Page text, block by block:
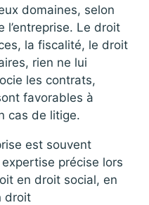
domaines, selon
l’entreprise. Le droit
la fiscalité, le droit
rien ne lui
les contrats,
favorables à
cas de litige.
est souvent
précise lors
en droit social, en
droit